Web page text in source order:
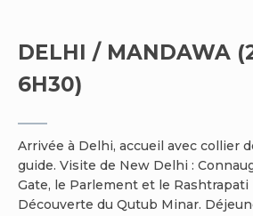
DELHI / MANDAWA
6H30)
Arrivée à Delhi, accueil avec collier
guide. Visite de New Delhi :
Gate, le Parlement et le Rashtrapati
Découverte du Qutub Minar.